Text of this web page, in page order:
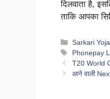
दिलवाता है,
ताकि आपका
Categories
Sarkari
Tags
Phonepay
T20 World
आने वाली